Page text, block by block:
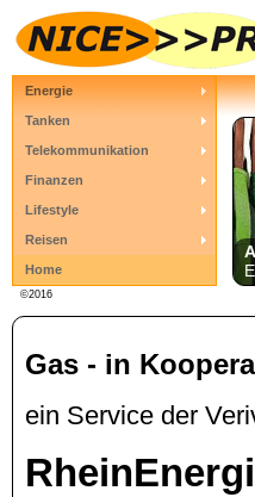
Energie
Tanken
Telekommunikation
Finanzen
Lifestyle
Reisen
Home
©2016
Gas - in
ein Service der